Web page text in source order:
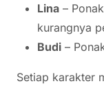
Lina –
kurangnya
Budi –
Setiap karakter